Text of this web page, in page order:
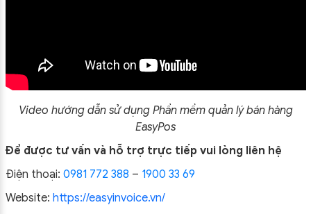
Video hướng dẫn sử dụng Phần mềm quản lý bán hàng
EasyPos
Để được tư vấn và hỗ trợ trực tiếp vui lòng liên hệ
Điện thoại: 0981 772 388 – 1900 33 69
Website: https://easyinvoice.vn/